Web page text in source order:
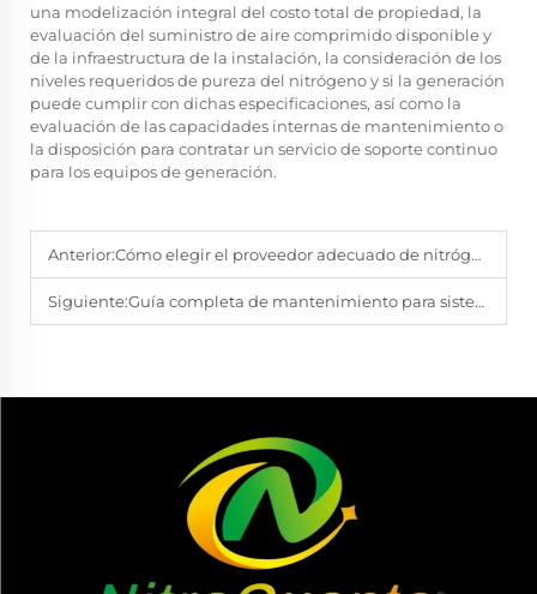
una modelización integral del costo total de propiedad, la
evaluación del suministro de aire comprimido disponible y
de la infraestructura de la instalación, la consideración de los
niveles requeridos de pureza del nitrógeno y si la generación
puede cumplir con dichas especificaciones, así como la
evaluación de las capacidades internas de mantenimiento o
la disposición para contratar un servicio de soporte continuo
para los equipos de generación.
Anterior:Cómo elegir el proveedor adecuado de nitrógeno: consejos expertos y lista de verificación
Siguiente:Guía completa de mantenimiento para sistemas industriales de generación de nitrógeno